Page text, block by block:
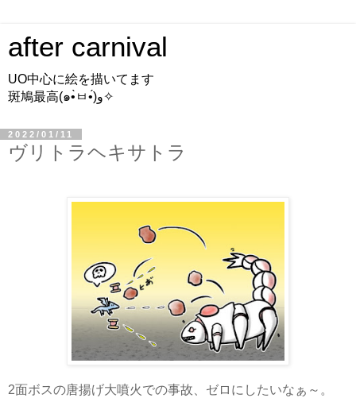
after carnival
UO中心に絵を描いてます
斑鳩最高(๑•̀ㅂ•́)و✧
2022/01/11
ヴリトラヘキサトラ
2面ボスの唐揚げ大噴火での事故、ゼロにしたいなぁ～。